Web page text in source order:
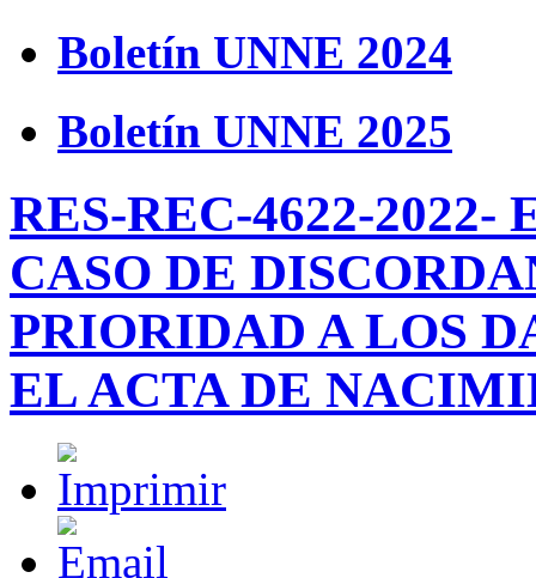
Boletín UNNE 2024
Boletín UNNE 2025
RES-REC-4622-2022-
CASO DE
PRIORIDAD A LOS
EL ACTA DE